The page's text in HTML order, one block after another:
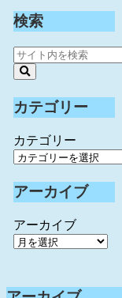
検索
カテゴリー
カテゴリー
アーカイブ
アーカイブ